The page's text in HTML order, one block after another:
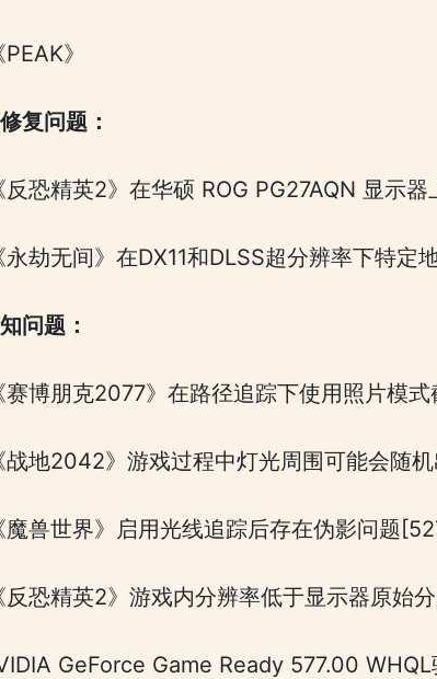
PEAK》
复问题：
反恐精英2》在华硕 ROG PG27AQN 显示
永劫无间》在DX11和DLSS超分辨率下特
问题：
赛博朋克2077》在路径追踪下使用照片模
战地2042》游戏过程中灯光周围可能会随
魔兽世界》启用光线追踪后存在伪影问题
反恐精英2》游戏内分辨率低于显示器原始
GeForce Game Ready 577.00